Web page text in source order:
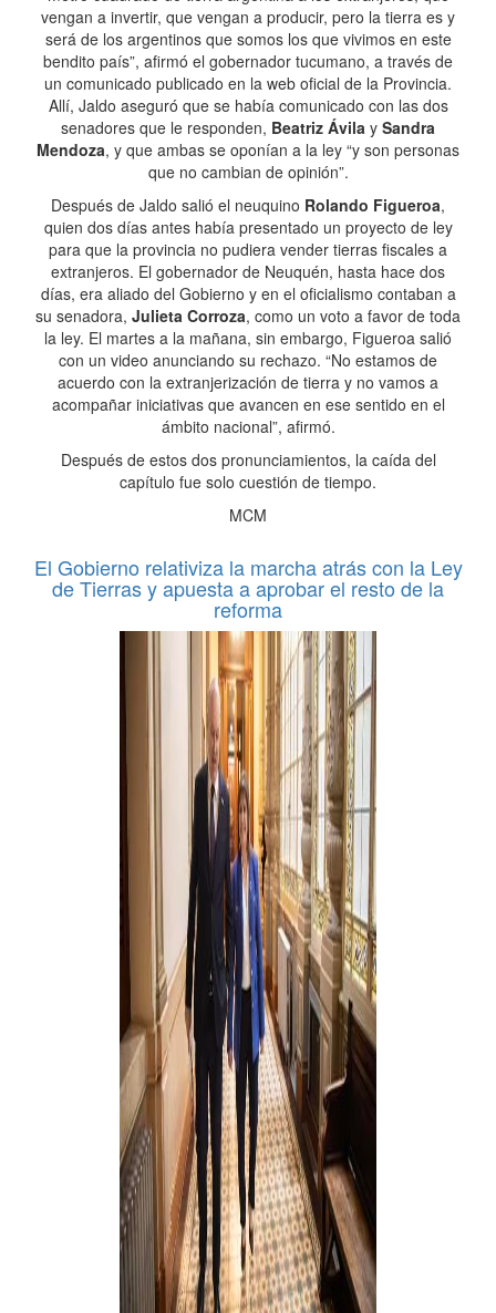
vengan a invertir, que vengan a producir, pero la tierra es y
será de los argentinos que somos los que vivimos en este
bendito país”, afirmó el gobernador tucumano, a través de
un comunicado publicado en la web oficial de la Provincia.
Allí, Jaldo aseguró que se había comunicado con las dos
senadores que le responden, Beatriz Ávila y Sandra
Mendoza, y que ambas se oponían a la ley “y son personas
que no cambian de opinión”.
Después de Jaldo salió el neuquino Rolando Figueroa,
quien dos días antes había presentado un proyecto de ley
para que la provincia no pudiera vender tierras fiscales a
extranjeros. El gobernador de Neuquén, hasta hace dos
días, era aliado del Gobierno y en el oficialismo contaban a
su senadora, Julieta Corroza, como un voto a favor de toda
la ley. El martes a la mañana, sin embargo, Figueroa salió
con un video anunciando su rechazo. “No estamos de
acuerdo con la extranjerización de tierra y no vamos a
acompañar iniciativas que avancen en ese sentido en el
ámbito nacional”, afirmó.
Después de estos dos pronunciamientos, la caída del
capítulo fue solo cuestión de tiempo.
MCM
El Gobierno relativiza la marcha atrás con la Ley
de Tierras y apuesta a aprobar el resto de la
reforma